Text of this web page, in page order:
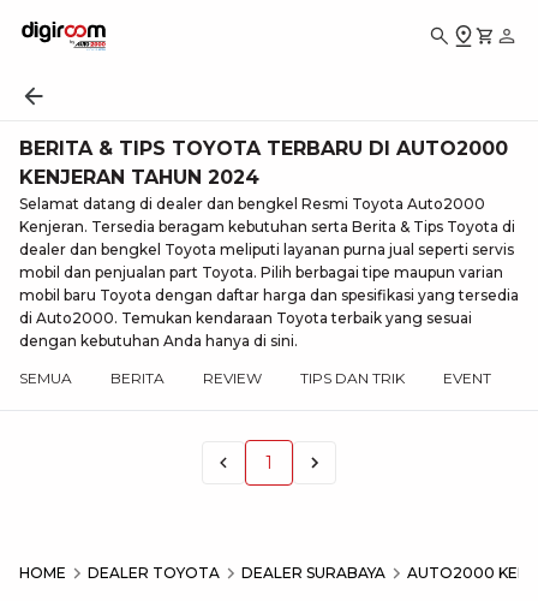
BERITA & TIPS TOYOTA TERBARU DI AUTO2000
KENJERAN TAHUN 2024
Selamat datang di dealer dan bengkel Resmi Toyota Auto2000
Kenjeran. Tersedia beragam kebutuhan serta Berita & Tips Toyota di
dealer dan bengkel Toyota meliputi layanan purna jual seperti servis
mobil dan penjualan part Toyota. Pilih berbagai tipe maupun varian
mobil baru Toyota dengan daftar harga dan spesifikasi yang tersedia
di Auto2000. Temukan kendaraan Toyota terbaik yang sesuai
dengan kebutuhan Anda hanya di sini.
SEMUA BERITA REVIEW TIPS DAN TRIK EVENT
1
HOME DEALER TOYOTA DEALER SURABAYA AUTO2000